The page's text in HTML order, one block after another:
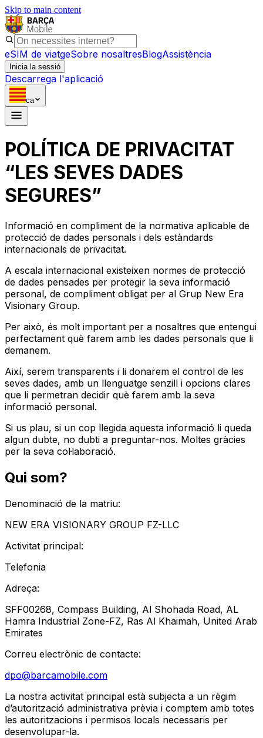
Skip to main content
eSIM de viatgeSobre nosaltresBlogAssistència
Inicia la sessió
Descarrega l'aplicació
ca
POLÍTICA DE PRIVACITAT
“LES SEVES DADES
SEGURES”
Informació en compliment de la normativa aplicable de
protecció de dades personals i dels estàndards
internacionals de privacitat.
A escala internacional existeixen normes de protecció
de dades pensades per protegir la seva informació
personal, de compliment obligat per al Grup New Era
Visionary Group.
Per això, és molt important per a nosaltres que entengui
perfectament què farem amb les dades personals que li
demanem.
Així, serem transparents i li donarem el control de les
seves dades, amb un llenguatge senzill i opcions clares
que li permetran decidir què farem amb la seva
informació personal.
Si us plau, si un cop llegida aquesta informació li queda
algun dubte, no dubti a preguntar-nos. Moltes gràcies
per la seva col·laboració.
Qui som?
Denominació de la matriu:
NEW ERA VISIONARY GROUP FZ-LLC
Activitat principal:
Telefonia
Adreça:
SFF00268, Compass Building, Al Shohada Road, AL
Hamra Industrial Zone-FZ, Ras Al Khaimah, United Arab
Emirates
Correu electrònic de contacte:
dpo@barcamobile.com
La nostra activitat principal està subjecta a un règim
d’autorització administrativa prèvia i comptem amb totes
les autoritzacions i permisos locals necessaris per
desenvolupar-la.